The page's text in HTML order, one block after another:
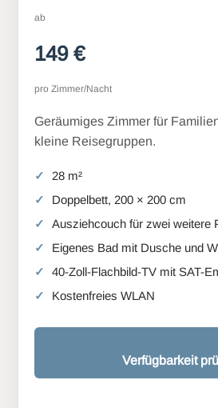
ab
149 €
pro Zimmer/Nacht
Geräumiges Zimmer für
kleine Reisegruppen.
28 m²
Doppelbett, 200 × 200 cm
Ausziehcouch für zwei weitere
Eigenes Bad mit Dusche und
40-Zoll-Flachbild-TV mit SAT-
Kostenfreies WLAN
Verfügbarkeit